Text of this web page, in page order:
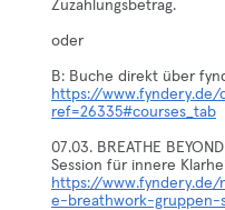
Zuzahlungsbetrag.
oder
https://
ref=26335#courses_tab
07.03. BREATHE
https://
e-breathwork-